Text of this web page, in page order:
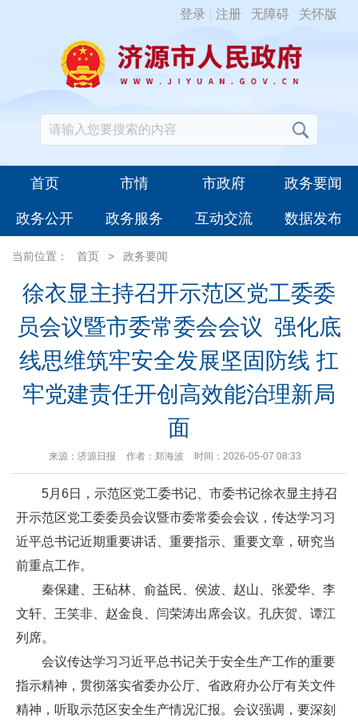
登录 注册 无障碍 关怀版
首页 市情 市政府 政务要闻
政务公开 政务服务 互动交流 数据发布
当前位置： 首页 > 政务要闻
徐衣显主持召开示范区党工委委
员会议暨市委常委会会议 强化底
线思维筑牢安全发展坚固防线 扛
牢党建责任开创高效能治理新局
面
来源：济源日报 作者：郑海波 时间：2026-05-07 08:33
5月6日，示范区党工委书记、市委书记徐衣显主持召
开示范区党工委委员会议暨市委常委会会议，传达学习习
近平总书记近期重要讲话、重要指示、重要文章，研究当
前重点工作。
秦保建、王砧林、俞益民、侯波、赵山、张爱华、李
文轩、王笑非、赵金良、闫荣涛出席会议。孔庆贺、谭江
列席。
会议传达学习习近平总书记关于安全生产工作的重要
指示精神，贯彻落实省委办公厅、省政府办公厅有关文件
精神，听取示范区安全生产情况汇报。会议强调，要深刻